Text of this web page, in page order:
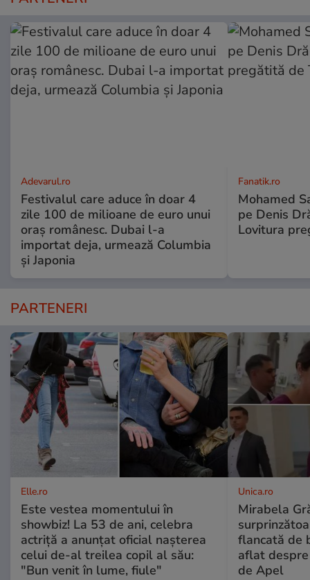
Adevarul.ro
Festivalul care aduce în doar 4
zile 100 de milioane de euro unui
oraș românesc. Dubai l-a
importat deja, urmează Columbia
și Japonia
Fanatik.ro
Mohamed
pe Denis
Lovitura
PARTENERI
Elle.ro
Este vestea momentului în
showbiz! La 53 de ani, celebra
actriță a anunțat oficial nașterea
celui de-al treilea copil al său:
"Bun venit în lume, fiule"
Unica.ro
Mirabela
flancată de
aflat
de Apel